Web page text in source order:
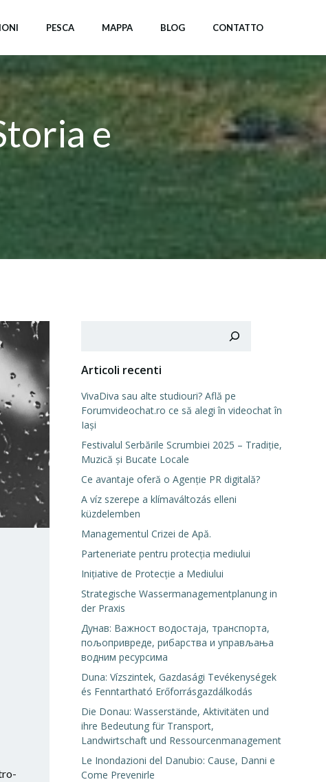
PESCA MAPPA BLOG CONTATTO
e
Articoli recenti
VivaDiva sau alte studiouri? Află pe
Forumvideochat.ro ce să alegi în videochat în
Iași
Festivalul Serbările Scrumbiei 2025 – Tradiție,
Muzică și Bucate Locale
Ce avantaje oferă o Agenție PR digitală?
A víz szerepe a klímaváltozás elleni
küzdelemben
Managementul Crizei de Apă.
Parteneriate pentru protecția mediului
Inițiative de Protecție a Mediului
Strategische Wassermanagementplanung in
der Praxis
Дунав: Важност водостаја, транспорта,
пољопривреде, рибарства и управљања
водним ресурсима
Duna: Vízszintek, Gazdasági Tevékenységek
és Fenntartható Erőforrásgazdálkodás
Die Donau: Wasserstände, Aktivitäten und
ihre Bedeutung für Transport,
Landwirtschaft und Ressourcenmanagement
Le Inondazioni del Danubio: Cause, Danni e
Come Prevenirle